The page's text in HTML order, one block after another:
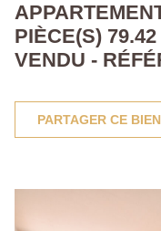
PIÈCE(S)
VENDU -
PARTAGER CE BIEN